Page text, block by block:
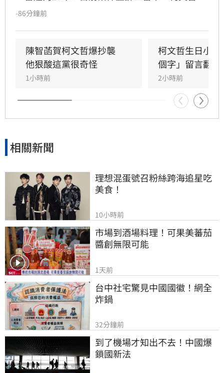
赴派出所更換科技設備，並將電子手環拿來拍形
-86分鐘前
陳智菡賀柯文哲爆抄襲
他狠酸這黨很奇怪
1小時前
柯文哲生日小
個字」留言翻車
2小時前
相關新聞
理想混蛋號召粉絲跨海追星吃
美食！
10小時前
市場到酒場料理！可果美蕃茄
醬創無限可能
1天前
台中社宅驚見中國國徽！網全
炸鍋
32分鐘前
到了機場才知出不去！中國爆
鎖國新法